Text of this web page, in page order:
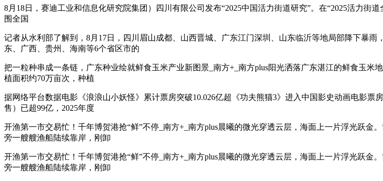
8月18日，赛迪工业和信息化研究院集团）四川有限公司发布“2025中国活力街道研究”。在“2025活力街
围全国
记者从水利部了解到，8月17日，四川眉山成都、山西晋城、广东江门深圳、山东临沂等地局部降下暴
东、广西、贵州、海南等6个省区市的
把一粒种串成一条链，广东种业绘就鲜食玉米产业新图景_南方+_南方plus阳光洒落广东湛江的鲜食玉
植面积约70万亩次，种植
据网络平台数据电影《浪浪山小妖怪》累计票房突破10.026亿超《功夫熊猫3》进入中国影史动画电影
售）已超99亿，2025年度
开渔第一市交易忙！千年博贺港抢“鲜”不停_南方+_南方plus晨曦的微光穿透云层，海面上一片浮光跃
旁一艘艘渔船陆续靠岸，刚卸
开渔第一市交易忙！千年博贺港抢“鲜”不停_南方+_南方plus晨曦的微光穿透云层，海面上一片浮光跃
旁一艘艘渔船陆续靠岸，刚卸